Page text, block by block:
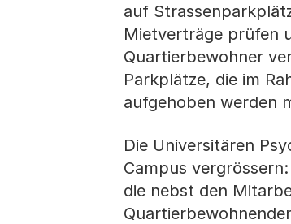
auf
Mietverträge prüfen
Quartierbewohner
Parkplätze, die im
aufgehoben werden
Die Universitären
Campus
die nebst den